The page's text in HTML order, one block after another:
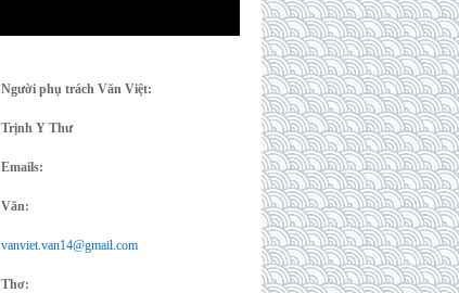
Người phụ trách Văn Việt:
Trịnh Y Thư
Emails:
Văn:
vanviet.van14@gmail.com
Thơ: